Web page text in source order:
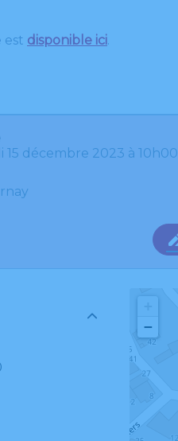
est disponible ici.
15 décembre 2023 à 10h00
−